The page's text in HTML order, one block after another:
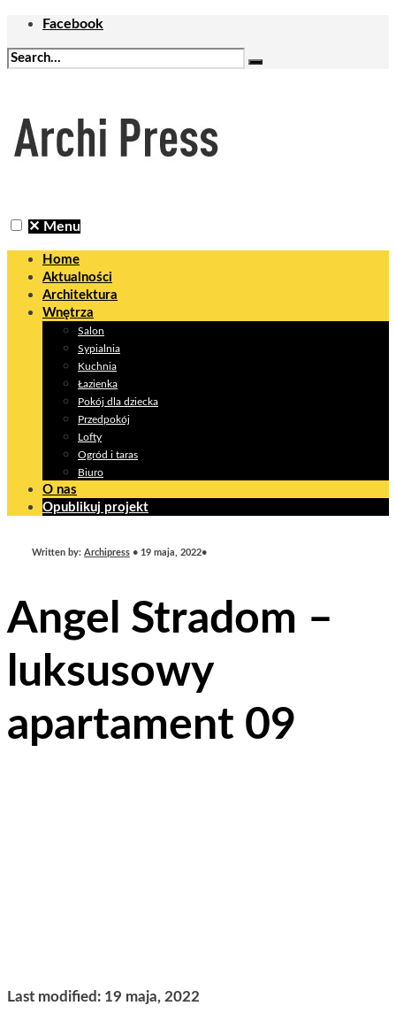
Facebook
✕ Menu
Home
Aktualności
Architektura
Wnętrza
Salon
Sypialnia
Kuchnia
Łazienka
Pokój dla dziecka
Przedpokój
Lofty
Ogród i taras
Biuro
O nas
Opublikuj projekt
Written by: Archipress • 19 maja, 2022•
Angel Stradom –
luksusowy
apartament 09
Last modified: 19 maja, 2022